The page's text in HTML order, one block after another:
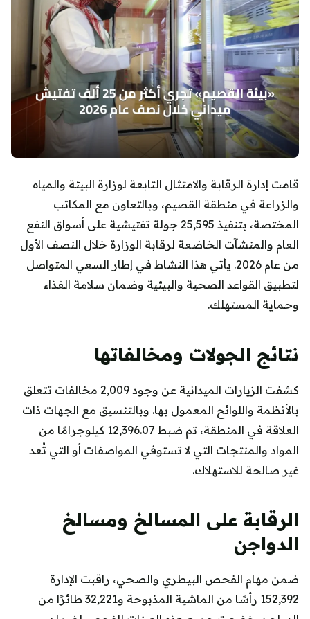
قامت إدارة الرقابة والامتثال التابعة لوزارة البيئة والمياه
والزراعة في منطقة القصيم، وبالتعاون مع المكاتب
المختصة، بتنفيذ 25,595 جولة تفتيشية على أسواق النفع
العام والمنشآت الخاضعة لرقابة الوزارة خلال النصف الأول
من عام 2026. يأتي هذا النشاط في إطار السعي المتواصل
لتطبيق القواعد الصحية والبيئية وضمان سلامة الغذاء
وحماية المستهلك.
نتائج الجولات ومخالفاتها
كشفت الزيارات الميدانية عن وجود 2,009 مخالفات تتعلق
بالأنظمة واللوائح المعمول بها. وبالتنسيق مع الجهات ذات
العلاقة في المنطقة، تم ضبط 12,396.07 كيلوجرامًا من
المواد والمنتجات التي لا تستوفي المواصفات أو التي تُعد
غير صالحة للاستهلاك.
الرقابة على المسالخ ومسالخ
الدواجن
ضمن مهام الفحص البيطري والصحي، راقبت الإدارة
152,392 رأسًا من الماشية المذبوحة و32,221 طائرًا من